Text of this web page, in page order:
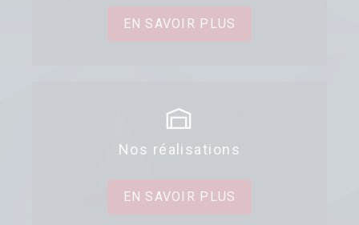
EN SAVOIR PLUS
Nos réalisations
EN SAVOIR PLUS